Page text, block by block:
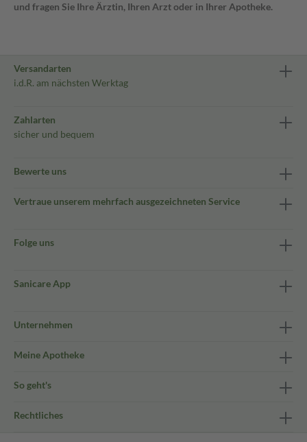
und fragen Sie Ihre Ärztin, Ihren Arzt oder in Ihrer Apotheke.
Versandarten
i.d.R. am nächsten Werktag
Zahlarten
sicher und bequem
Bewerte uns
Vertraue unserem mehrfach ausgezeichneten Service
Folge uns
Sanicare App
Unternehmen
Meine Apotheke
So geht's
Rechtliches